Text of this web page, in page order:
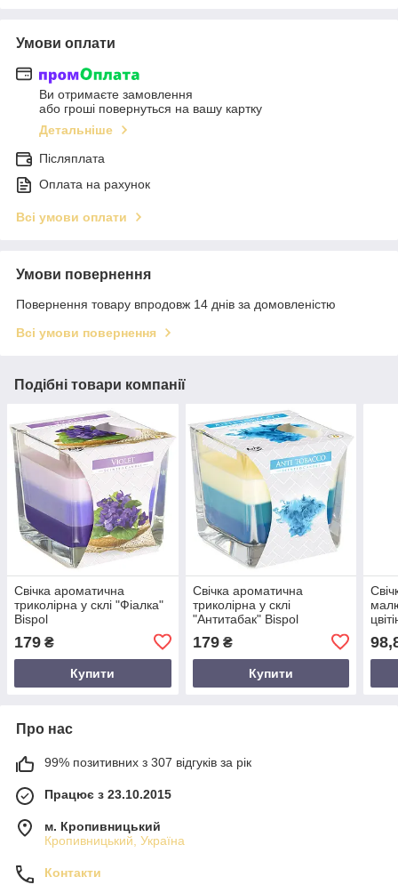
Умови оплати
Ви отримаєте замовлення
або гроші повернуться на вашу картку
Детальніше
Післяплата
Оплата на рахунок
Всі умови оплати
Умови повернення
Повернення товару впродовж 14 днів за домовленістю
Всі умови повернення
Подібні товари компанії
Свічка ароматична
триколірна у склі "Фіалка"
Bispol
179 ₴
Купити
Свічка ароматична
триколірна у склі
"Антитабак" Bispol
179₴
Купити
Про нас
99% позитивних з 307 відгуків за рік
Працює з 23.10.2015
м. Кропивницький
Кропивницький, Україна
Контакти